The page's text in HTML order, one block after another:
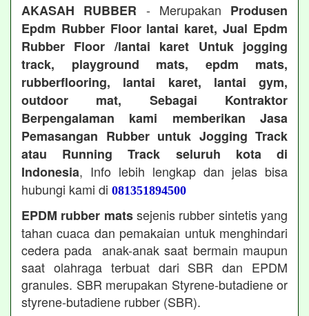
AKASAH RUBBER - Merupakan Produsen
Epdm Rubber Floor lantai karet, Jual Epdm
Rubber Floor /lantai karet Untuk jogging
track, playground mats, epdm mats,
rubberflooring, lantai karet, lantai gym,
outdoor mat, Sebagai Kontraktor
Berpengalaman kami memberikan Jasa
Pemasangan Rubber untuk Jogging Track
atau Running Track seluruh kota di
Indonesia, Info lebih lengkap dan jelas bisa
hubungi kami di 081351894500
EPDM rubber matssejenis rubber sintetis yang
tahan cuaca dan pemakaian untuk menghindari
cedera pada anak-anak saat bermain maupun
saat olahraga terbuat dari SBR dan EPDM
granules. SBR merupakan Styrene-butadiene or
styrene-butadiene rubber (SBR).